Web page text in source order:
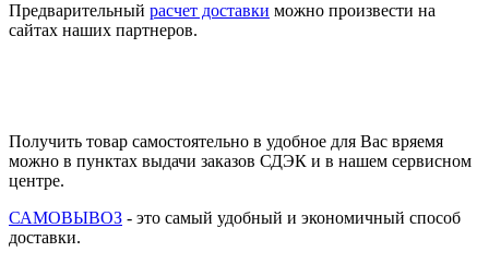
Предварительный расчет доставки можно произвести на
сайтах наших партнеров.
Получить товар самостоятельно в удобное для Вас вряемя
можно в пунктах выдачи заказов СДЭК и в нашем сервисном
центре.
САМОВЫВОЗ - это самый удобный и экономичный способ
доставки.